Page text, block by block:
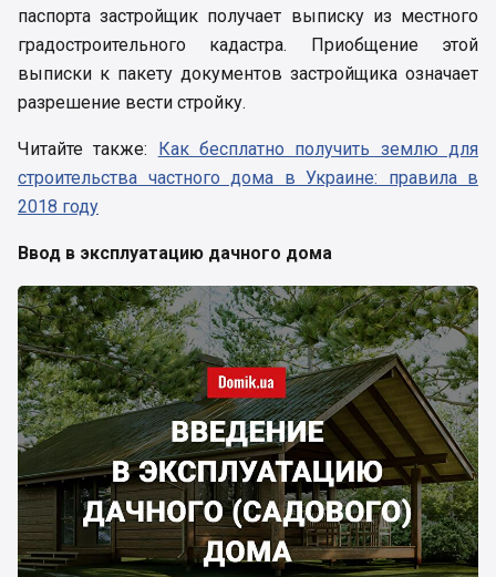
паспорта застройщик получает выписку из местного
градостроительного кадастра. Приобщение этой
выписки к пакету документов застройщика означает
разрешение вести стройку.
Читайте также:
Как бесплатно получить землю для
строительства частного дома в Украине: правила в
2018 году
Ввод в эксплуатацию дачного дома